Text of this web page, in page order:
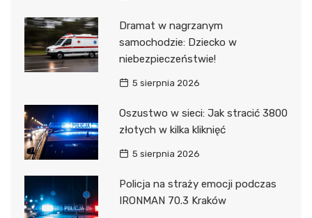
Dramat w nagrzanym
samochodzie: Dziecko w
niebezpieczeństwie!
5 sierpnia 2026
Oszustwo w sieci: Jak stracić 3800
złotych w kilka kliknięć
5 sierpnia 2026
Policja na straży emocji podczas
IRONMAN 70.3 Kraków